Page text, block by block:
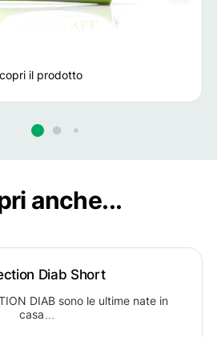
il prodotto
anche...
Diab Short
DIAB sono le ultime nate in
casa…